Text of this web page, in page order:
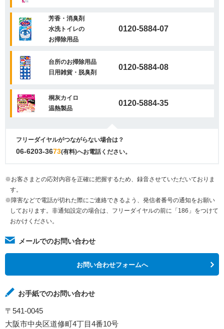
芳香・消臭剤
水洗トイレの
お掃除用品
0120-5884-07
台所のお掃除用品
日用雑貨・脱臭剤
0120-5884-08
桐灰カイロ
温熱製品
0120-5884-35
フリーダイヤルがつながらない場合は？
06-6203-3673(有料)へお電話ください。
※お客さまとの応対内容を正確に把握するため、録音させていただいておりま
す。
※障害などで電話が切れた際にご連絡できるよう、発信者番号の通知をお願い
しております。非通知設定の場合は、フリーダイヤルの前に「186」をつけて
おかけください。
メールでのお問い合わせ
お問い合わせフォームへ
お手紙でのお問い合わせ
〒541-0045
大阪市中央区道修町4丁目4番10号